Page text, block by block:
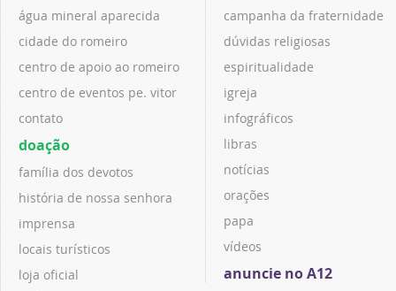
água mineral aparecida
cidade do romeiro
centro de apoio ao romeiro
centro de eventos pe. vitor
contato
doação
família dos devotos
história de nossa senhora
imprensa
locais turísticos
loja oficial
campanha da fraternidade
dúvidas religiosas
espiritualidade
igreja
infográficos
libras
notícias
orações
papa
vídeos
anuncie no A12